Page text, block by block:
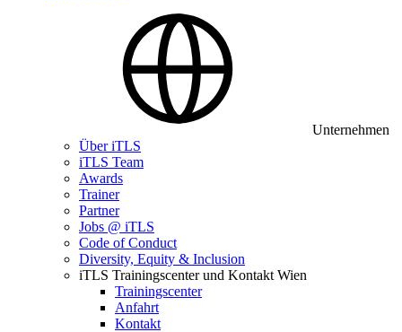
Unternehmen
Über iTLS
iTLS Team
Awards
Trainer
Partner
Jobs @ iTLS
Code of Conduct
Diversity, Equity & Inclusion
iTLS Trainingscenter und Kontakt Wien
Trainingscenter
Anfahrt
Kontakt